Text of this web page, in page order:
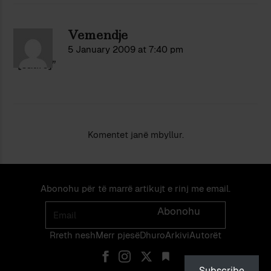
Vemendje
5 January 2009 at 7:40 pm
“[satirë]”
Komentet janë mbyllur.
Abonohu për të marrë artikujt e rinj me email.
Email
Abonohu
Rreth neshMerr pjes​​ë​DhuroArkiviAutorët